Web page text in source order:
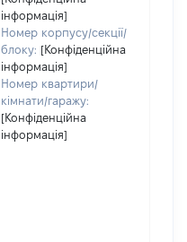
інформація]
Номер корпусу/секції/
блоку: [Конфіденційна
інформація]
Номер квартири/
кімнати/гаражу:
[Конфіденційна
інформація]